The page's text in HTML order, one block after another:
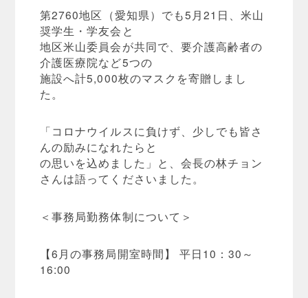
第2760地区（愛知県）でも5月21日、米山
奨学生・学友会と
地区米山委員会が共同で、要介護高齢者の
介護医療院など5つの
施設へ計5,000枚のマスクを寄贈しまし
た。
「コロナウイルスに負けず、少しでも皆さ
んの励みになれたらと
の思いを込めました」と、会長の林チョン
さんは語ってくださいました。
＜事務局勤務体制について＞
【6月の事務局開室時間】 平日10：30～
16:00